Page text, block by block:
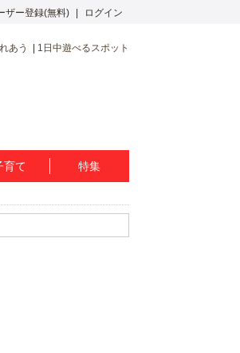
ザー登録(無料) ログイン
あう 1日中遊べるスポット
育て 特集